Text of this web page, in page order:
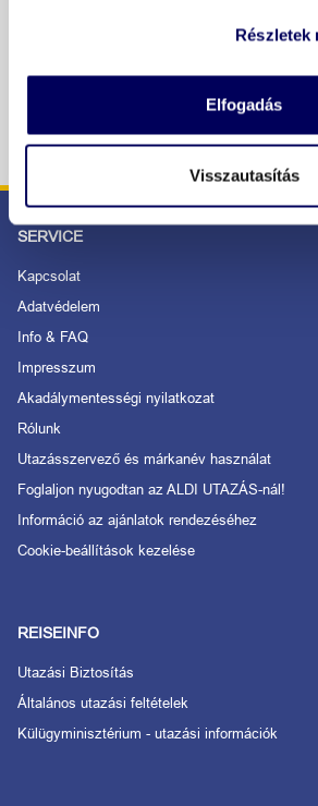
Részletek
Elfogadás
Visszautasítás
SERVICE
Kapcsolat
Adatvédelem
Info & FAQ
Impresszum
Akadálymentességi nyilatkozat
Rólunk
Utazásszervező és márkanév használat
Foglaljon nyugodtan az ALDI UTAZÁS-nál!
Információ az ajánlatok rendezéséhez
Cookie-beállítások kezelése
REISEINFO
Utazási Biztosítás
Általános utazási feltételek
Külügyminisztérium - utazási információk